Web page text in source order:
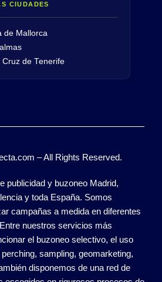
CIUDADES
de Mallorca
Cruz de Tenerife
– All Rights Reserved.
publicidad y buzoneo Madrid,
y toda España. Somos
campañas a medida en diferentes
nuestros servicios más
el buzoneo selectivo, el uso
sampling, geomarketing,
disponemos de una red de